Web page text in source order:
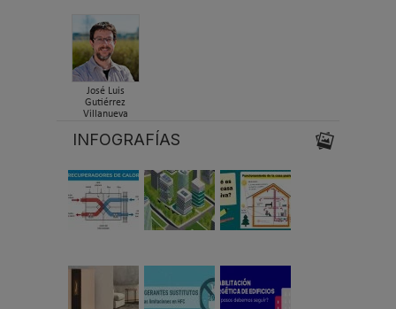
José Luis
Gutiérrez
Villanueva
INFOGRAFÍAS